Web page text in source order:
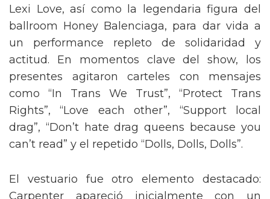
Lexi Love, así como la legendaria figura del
ballroom Honey Balenciaga, para dar vida a
un performance repleto de solidaridad y
actitud. En momentos clave del show, los
presentes agitaron carteles con mensajes
como “In Trans We Trust”, “Protect Trans
Rights”, “Love each other”, “Support local
drag”, “Don’t hate drag queens because you
can’t read” y el repetido “Dolls, Dolls, Dolls”.
El vestuario fue otro elemento destacado:
Carpenter apareció inicialmente con un